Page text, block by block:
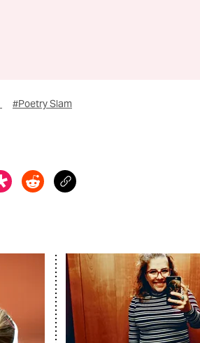
#Poetry Slam